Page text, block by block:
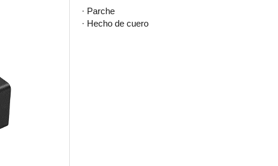
· Parche
· Hecho de cuero